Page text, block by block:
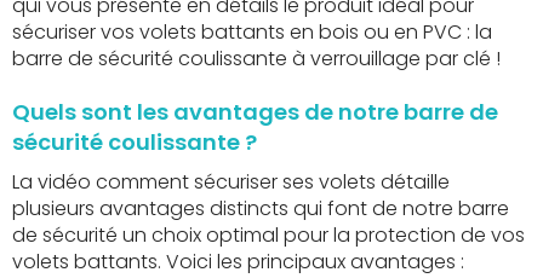
qui vous présente en détails le produit idéal pour
sécuriser vos volets battants en bois ou en PVC : la
barre de sécurité coulissante à verrouillage par clé !
Quels sont les avantages de notre barre de
sécurité coulissante ?
La vidéo comment sécuriser ses volets détaille
plusieurs avantages distincts qui font de notre barre
de sécurité un choix optimal pour la protection de vos
volets battants. Voici les principaux avantages :